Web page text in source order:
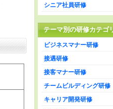
シニア社員研修
テーマ別の研修カテゴ
ビジネスマナー研修
接遇研修
接客マナー研修
チームビルディング研修
キャリア開発研修